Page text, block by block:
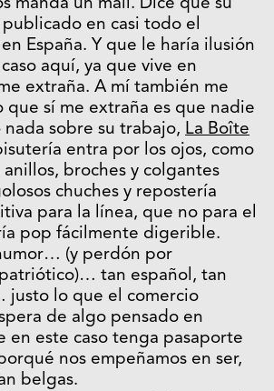
manda un mail. Dice que su
en casi todo el
España. Y que le haría ilusión
aquí, ya que vive en
extraña. A mí también me
que sí me extraña es que nadie
sobre su trabajo, La Boîte
entra por los ojos, como
broches y colgantes
chuches y repostería
para la línea, que no para el
pop fácilmente digerible.
(y perdón por
tan español, tan
justo lo que el comercio
de algo pensado en
en este caso tenga pasaporte
nos empeñamos en ser,
belgas.